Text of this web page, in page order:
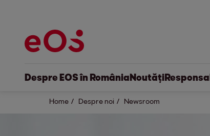
Despre EOS în RomâniaNoutăți
Home Despre noi Newsroom